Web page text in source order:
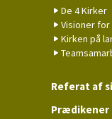
De 4 Kirker
Visioner
Kirken på
Referat af
Prædikener